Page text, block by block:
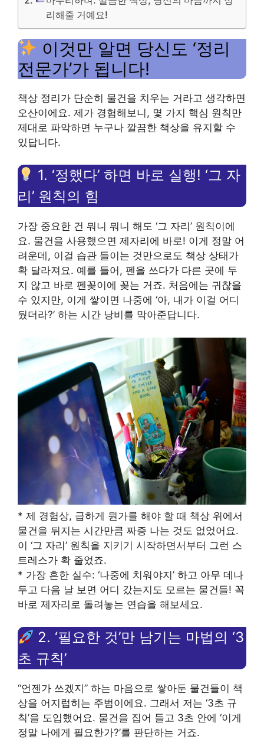
리해줄 거예요!
이것만 알면 당신도 ‘정리
전문가’가 됩니다!
책상 정리가 단순히 물건을 치우는 거라고 생각하면
오산이에요. 제가 경험해보니, 몇 가지 핵심 원칙만
제대로 파악하면 누구나 깔끔한 책상을 유지할 수
있답니다.
1. ‘정했다’ 하면 바로 실행! ‘그 자
리’ 원칙의 힘
가장 중요한 건 뭐니 뭐니 해도 ‘그 자리’ 원칙이에
요. 물건을 사용했으면 제자리에 바로! 이게 정말 어
려운데, 이걸 습관 들이는 것만으로도 책상 상태가
확 달라져요. 예를 들어, 펜을 쓰다가 다른 곳에 두
지 않고 바로 펜꽂이에 꽂는 거죠. 처음에는 귀찮을
수 있지만, 이게 쌓이면 나중에 ‘아, 내가 이걸 어디
뒀더라?’ 하는 시간 낭비를 막아준답니다.
* 제 경험상, 급하게 뭔가를 해야 할 때 책상 위에서
물건을 뒤지는 시간만큼 짜증 나는 것도 없었어요.
이 ‘그 자리’ 원칙을 지키기 시작하면서부터 그런 스
트레스가 확 줄었죠.
* 가장 흔한 실수: ‘나중에 치워야지’ 하고 아무 데나
두고 다음 날 보면 어디 갔는지도 모르는 물건들! 꼭
바로 제자리로 돌려놓는 연습을 해보세요.
2. ‘필요한 것’만 남기는 마법의 ‘3
초 규칙’
“언젠가 쓰겠지” 하는 마음으로 쌓아둔 물건들이 책
상을 어지럽히는 주범이에요. 그래서 저는 ‘3초 규
칙’을 도입했어요. 물건을 집어 들고 3초 안에 ‘이게
정말 나에게 필요한가?’를 판단하는 거죠.